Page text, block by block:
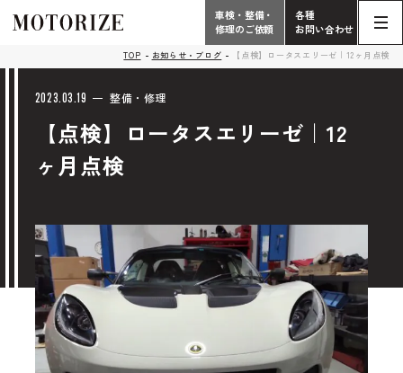
こだわり
中古車販売・在庫車情報
車検・整備・修理のご依頼
中古車探しのご依頼/その他
Phone
電話受付時間 10:00 - 18:30（月曜定休）
タップで電話がかかります
お問い合わせ総合
058-247-8001
タップで電話がかかります
Contact
車検・整備・
修理のご依頼
各種
お問い合わせ
TOP お知らせ・ブログ 【点検】ロータスエリーゼ｜12ヶ月点検
2023.03.19 整備・修理
【点検】ロータスエリーゼ｜12
ヶ月点検